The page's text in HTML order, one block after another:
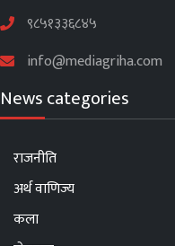
९८५१३३६८४५
info@mediagriha.com
News categories
राजनीति
अर्थ वाणिज्य
कला